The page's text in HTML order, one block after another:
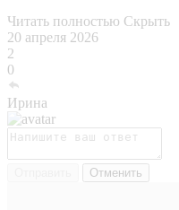
Читать полностью Скрыть
20 апреля 2026
2
0
Ирина
Отменить